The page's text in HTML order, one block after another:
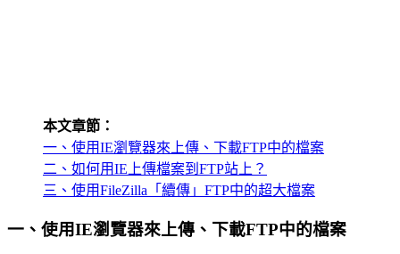
本文章節：
一、使用IE瀏覽器來上傳、下載FTP中的檔案
二、如何用IE上傳檔案到FTP站上？
三、使用FileZilla「續傳」FTP中的超大檔案
一、使用IE瀏覽器來上傳、下載FTP中的檔案